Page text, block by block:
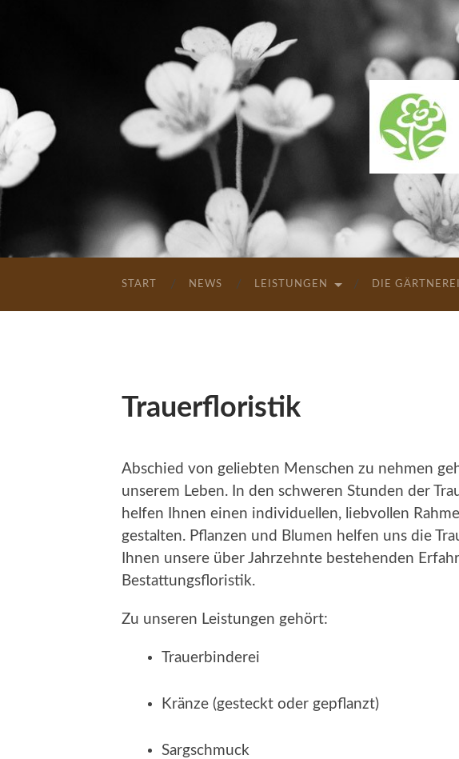
START NEWS LEISTUNGEN DIE GÄRTNEREI
Trauerfloristik
Abschied von geliebten Menschen zu nehmen
unserem Leben. In den schweren Stunden der
helfen Ihnen einen individuellen, liebvollen
gestalten. Pflanzen und Blumen helfen uns die
Ihnen unsere über Jahrzehnte bestehenden
Bestattungsfloristik.
Zu unseren Leistungen gehört:
Trauerbinderei
Kränze (gesteckt oder gepflanzt)
Sargschmuck